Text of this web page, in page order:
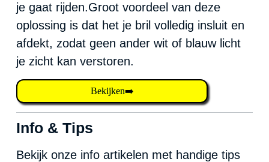
je gaat rijden.Groot voordeel van deze
oplossing is dat het je bril volledig insluit en
afdekt, zodat geen ander wit of blauw licht
je zicht kan verstoren.
Bekijken➡️
Info & Tips
Bekijk onze info artikelen met handige tips